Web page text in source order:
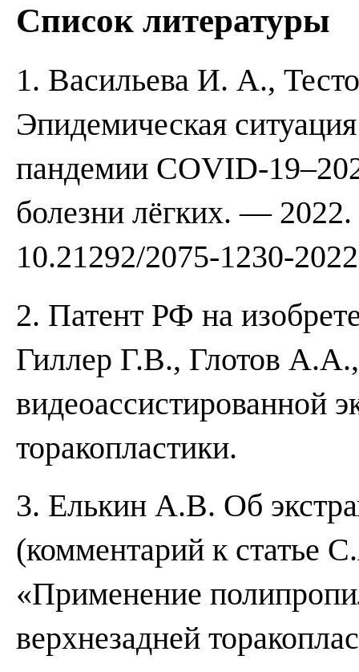
Список литературы
1. Васильева И. А.,
Эпидемическая
пандемии COVID-
болезни лёгких. —
10.21292/2075-1230-
2. Патент РФ на
Гиллер Г.В., Глотов
видеоассистированной
торакопластики.
3. Елькин А.В. Об
(комментарий к статье
«Применение
верхнезадней